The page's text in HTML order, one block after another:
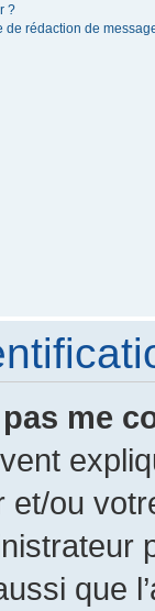
?
de rédaction de
me
et/ou
que